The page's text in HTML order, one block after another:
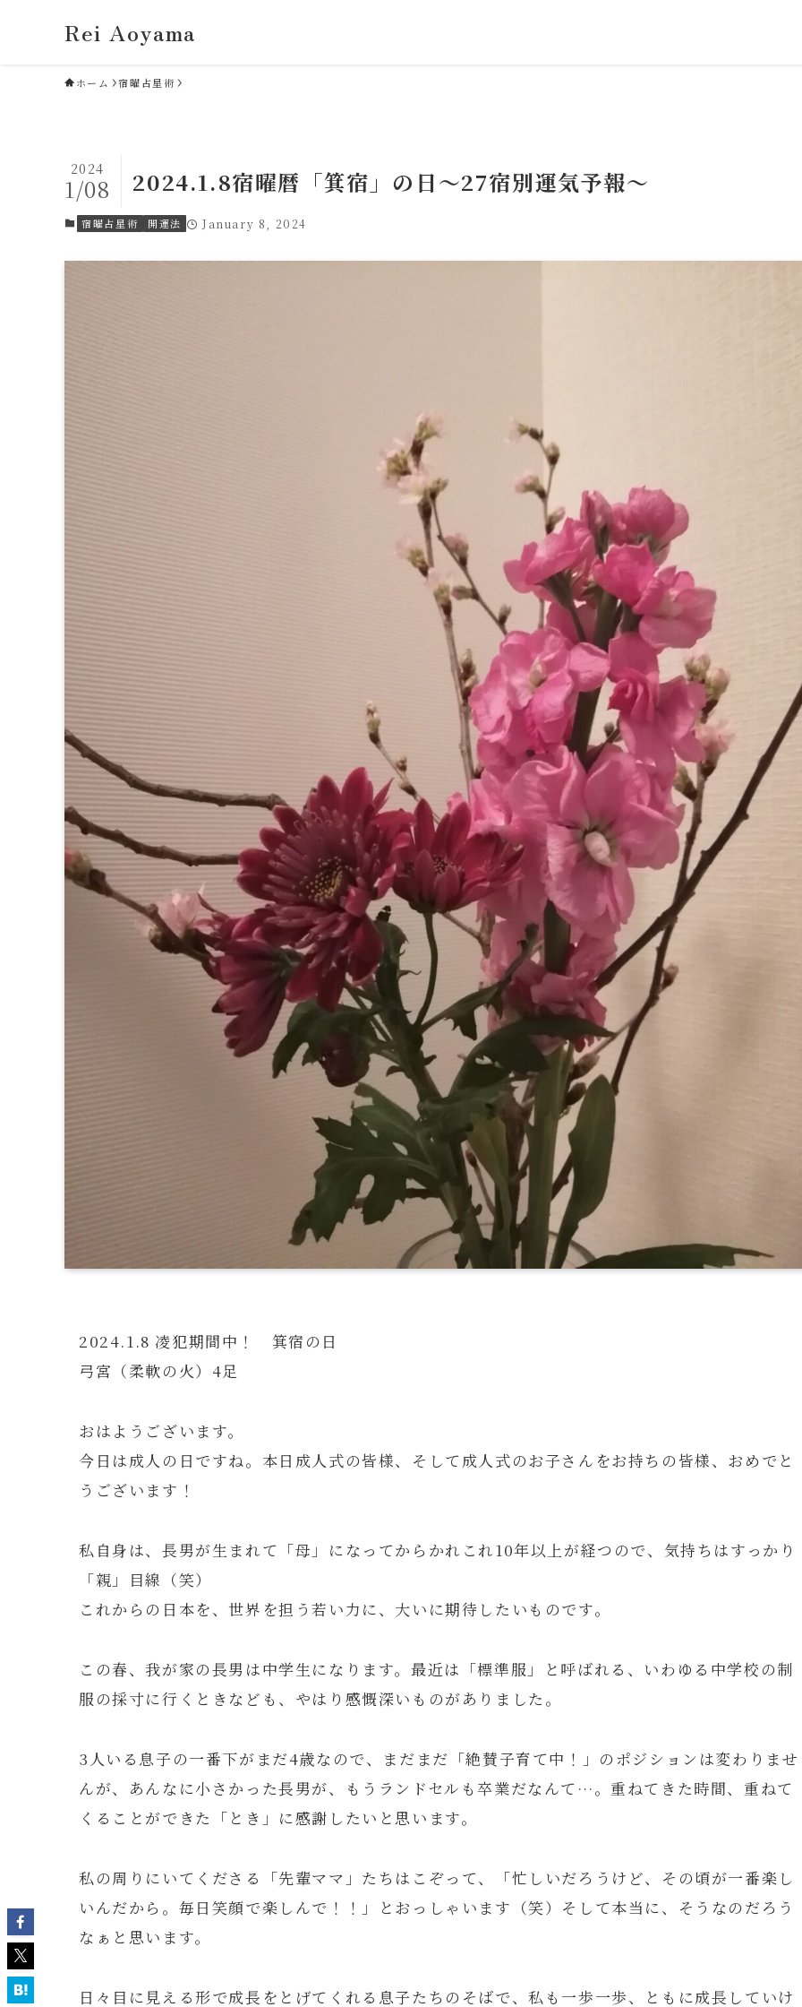
Rei Aoyama
ホーム 宿曜占星術
2024.1.8宿曜暦「箕宿」の日～27宿別運気予報～
2024
1/08
宿曜占星術 開運法 January 8, 2024
2024.1.8 凌犯期間中！ 箕宿の日
弓宮（柔軟の火）4足
おはようございます。
今日は成人の日ですね。本日成人式の皆様、そして成人式のお子さんをお持ちの皆様、おめでと
うございます！
私自身は、長男が生まれて「母」になってからかれこれ10年以上が経つので、気持ちはすっかり
「親」目線（笑）
これからの日本を、世界を担う若い力に、大いに期待したいものです。
この春、我が家の長男は中学生になります。最近は「標準服」と呼ばれる、いわゆる中学校の制
服の採寸に行くときなども、やはり感慨深いものがありました。
3人いる息子の一番下がまだ4歳なので、まだまだ「絶賛子育て中！」のポジションは変わりませ
んが、あんなに小さかった長男が、もうランドセルも卒業だなんて…。重ねてきた時間、重ねて
くることができた「とき」に感謝したいと思います。
私の周りにいてくださる「先輩ママ」たちはこぞって、「忙しいだろうけど、その頃が一番楽し
いんだから。毎日笑顔で楽しんで！！」とおっしゃいます（笑）そして本当に、そうなのだろう
なぁと思います。
日々目に見える形で成長をとげてくれる息子たちのそばで、私も一歩一歩、ともに成長していけ